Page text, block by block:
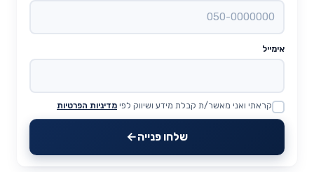
אימייל
Website
קראתי ואני מאשר/ת קבלת מידע ושיווק לפי מדיניות הפרטיות
שלחו פנייה